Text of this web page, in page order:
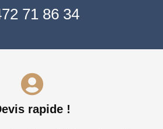
71 86 34
rapide !